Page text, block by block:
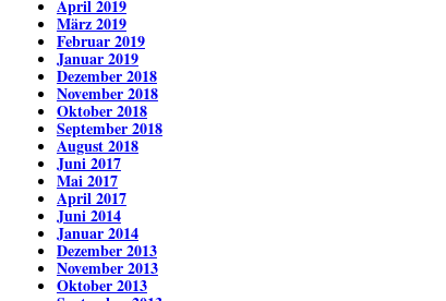
April 2019
März 2019
Februar 2019
Januar 2019
Dezember 2018
November 2018
Oktober 2018
September 2018
August 2018
Juni 2017
Mai 2017
April 2017
Juni 2014
Januar 2014
Dezember 2013
November 2013
Oktober 2013